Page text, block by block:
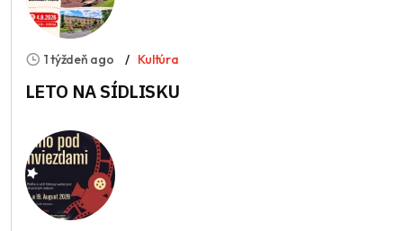
1 týždeň ago Kultúra
LETO NA SÍDLISKU